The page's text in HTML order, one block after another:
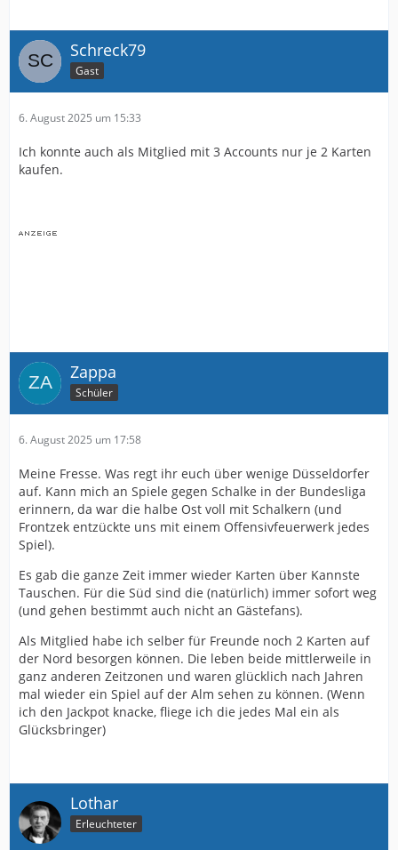
Schreck79
Gast
6. August 2025 um 15:33
Ich konnte auch als Mitglied mit 3 Accounts nur je 2 Karten
kaufen.
Zappa
Schüler
6. August 2025 um 17:58
Meine Fresse. Was regt ihr euch über wenige Düsseldorfer
auf. Kann mich an Spiele gegen Schalke in der Bundesliga
erinnern, da war die halbe Ost voll mit Schalkern (und
Frontzek entzückte uns mit einem Offensivfeuerwerk jedes
Spiel).
Es gab die ganze Zeit immer wieder Karten über Kannste
Tauschen. Für die Süd sind die (natürlich) immer sofort weg
(und gehen bestimmt auch nicht an Gästefans).
Als Mitglied habe ich selber für Freunde noch 2 Karten auf
der Nord besorgen können. Die leben beide mittlerweile in
ganz anderen Zeitzonen und waren glücklich nach Jahren
mal wieder ein Spiel auf der Alm sehen zu können. (Wenn
ich den Jackpot knacke, fliege ich die jedes Mal ein als
Glücksbringer)
Lothar
Erleuchteter